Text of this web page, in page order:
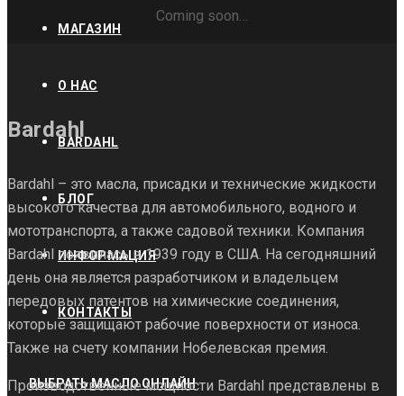
МАГАЗИН
О НАС
BARDAHL
БЛОГ
ИНФОРМАЦИЯ
КОНТАКТЫ
ВЫБРАТЬ МАСЛО ОНЛАЙН
Coming soon…
Bardahl
Bardahl – это масла, присадки и технические жидкости
высокого качества для автомобильного, водного и
мототранспорта, а также садовой техники. Компания
Bardahl появилась в 1939 году в США. На сегодняшний
день она является разработчиком и владельцем
передовых патентов на химические соединения,
которые защищают рабочие поверхности от износа.
Также на счету компании Нобелевская премия.
Производственные мощности Bardahl представлены в